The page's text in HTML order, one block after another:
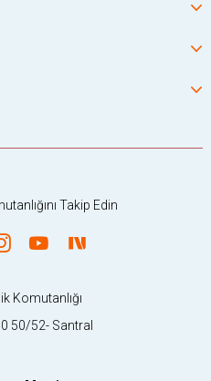
Takip Edin
Komutanlığı
50/52- Santral